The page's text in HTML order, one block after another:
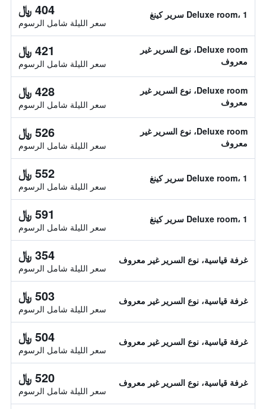
Deluxe room، 1 سرير كينغ 404 ﷼
سعر الليلة شامل الرسوم
Deluxe room، نوع السرير غير
معروف
421 ﷼
سعر الليلة شامل الرسوم
Deluxe room، نوع السرير غير
معروف
428 ﷼
سعر الليلة شامل الرسوم
Deluxe room، نوع السرير غير
معروف
526 ﷼
سعر الليلة شامل الرسوم
Deluxe room، 1 سرير كينغ 552 ﷼
سعر الليلة شامل الرسوم
Deluxe room، 1 سرير كينغ 591 ﷼
سعر الليلة شامل الرسوم
غرفة قياسية، نوع السرير غير معروف 354 ﷼
سعر الليلة شامل الرسوم
غرفة قياسية، نوع السرير غير معروف 503 ﷼
سعر الليلة شامل الرسوم
غرفة قياسية، نوع السرير غير معروف 504 ﷼
سعر الليلة شامل الرسوم
غرفة قياسية، نوع السرير غير معروف 520 ﷼
سعر الليلة شامل الرسوم